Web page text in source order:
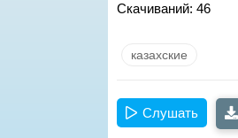
Скачиваний: 46
казахские
Слушать